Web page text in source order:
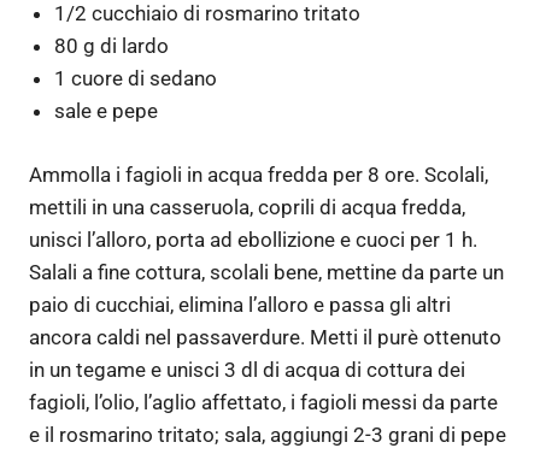
1/2 cucchiaio di rosmarino tritato
80 g di lardo
1 cuore di sedano
sale e pepe
Ammolla i fagioli in acqua fredda per 8 ore. Scolali,
mettili in una casseruola, coprili di acqua fredda,
unisci l’alloro, porta ad ebollizione e cuoci per 1 h.
Salali a fine cottura, scolali bene, mettine da parte un
paio di cucchiai, elimina l’alloro e passa gli altri
ancora caldi nel passaverdure. Metti il purè ottenuto
in un tegame e unisci 3 dl di acqua di cottura dei
fagioli, l’olio, l’aglio affettato, i fagioli messi da parte
e il rosmarino tritato; sala, aggiungi 2-3 grani di pepe